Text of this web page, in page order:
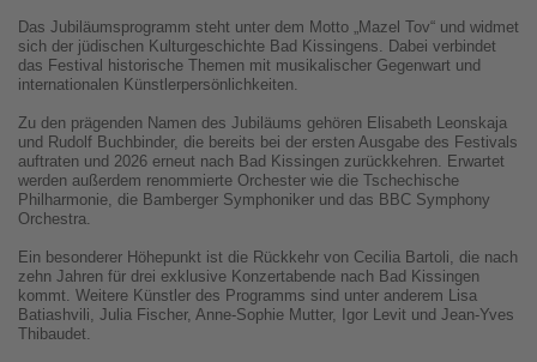
Das Jubiläumsprogramm steht unter dem Motto „Mazel Tov“ und widmet
sich der jüdischen Kulturgeschichte Bad Kissingens. Dabei verbindet
das Festival historische Themen mit musikalischer Gegenwart und
internationalen Künstlerpersönlichkeiten.
Zu den prägenden Namen des Jubiläums gehören Elisabeth Leonskaja
und Rudolf Buchbinder, die bereits bei der ersten Ausgabe des Festivals
auftraten und 2026 erneut nach Bad Kissingen zurückkehren. Erwartet
werden außerdem renommierte Orchester wie die Tschechische
Philharmonie, die Bamberger Symphoniker und das BBC Symphony
Orchestra.
Ein besonderer Höhepunkt ist die Rückkehr von Cecilia Bartoli, die nach
zehn Jahren für drei exklusive Konzertabende nach Bad Kissingen
kommt. Weitere Künstler des Programms sind unter anderem Lisa
Batiashvili, Julia Fischer, Anne-Sophie Mutter, Igor Levit und Jean-Yves
Thibaudet.